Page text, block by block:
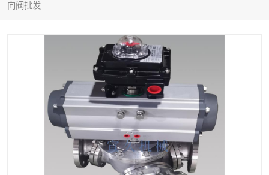
向阀批发
粉体三通阀
气动三通阀 不锈钢三通阀
Y型转向阀 翻板转向阀
粉体转向阀 Y型球阀
气动球阀